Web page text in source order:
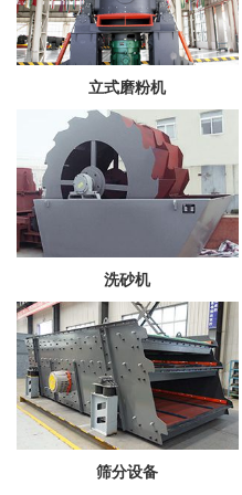
立式磨粉机
洗砂机
筛分设备